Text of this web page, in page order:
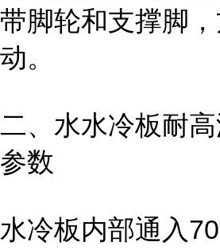
带脚轮和支撑脚
动。
二、水水冷板耐
参数
水冷板内部通入